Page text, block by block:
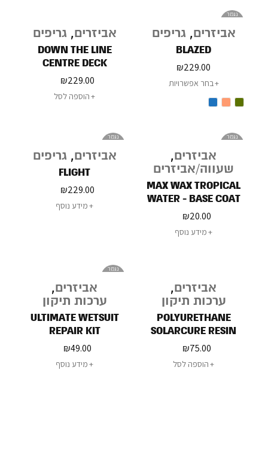
נגמר
אביזרים, גריפים
BLAZED
₪229.00
בחר אפשרויות
אביזרים, גריפים
DOWN THE LINE
CENTRE DECK
₪229.00
הוספה לסל
נגמר
אביזרים,
שעווה/אביזרים
MAX WAX TROPICAL
WATER - BASE COAT
WAX 75G
₪20.00
מידע נוסף
נגמר
אביזרים, גריפים
FLIGHT
₪229.00
מידע נוסף
אביזרים,
ערכות תיקון
POLYURETHANE
SOLARCURE RESIN
₪75.00
הוספה לסל
נגמר
אביזרים,
ערכות תיקון
ULTIMATE WETSUIT
REPAIR KIT
₪49.00
מידע נוסף